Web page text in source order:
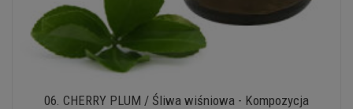
06. CHERRY PLUM / Śliwa wiśniowa - Kompozycja